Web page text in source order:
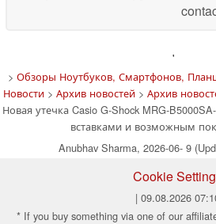
'
> Обзоры Ноутбуков, Смартфонов,
Новости> Архив новостей> Архив
Новая утечка Casio G-Shock MRG-
вставками и возможным
Anubhav Sharma, 2026-06- 9
Cookie
| 09.08.2026
* If you buy something via one of our